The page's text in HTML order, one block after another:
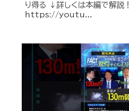
り得る ↓詳しくは本編で解説！
https://youtu...